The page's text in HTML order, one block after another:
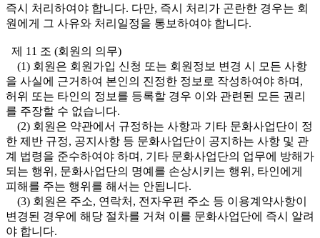
즉시 처리하여야 합니다. 다만, 즉시 처리가 곤란한 경우는 회
원에게 그 사유와 처리일정을 통보하여야 합니다.
제 11 조 (회원의 의무)
(1) 회원은 회원가입 신청 또는 회원정보 변경 시 모든 사항
을 사실에 근거하여 본인의 진정한 정보로 작성하여야 하며,
허위 또는 타인의 정보를 등록할 경우 이와 관련된 모든 권리
를 주장할 수 없습니다.
(2) 회원은 약관에서 규정하는 사항과 기타 문화사업단이 정
한 제반 규정, 공지사항 등 문화사업단이 공지하는 사항 및 관
계 법령을 준수하여야 하며, 기타 문화사업단의 업무에 방해가
되는 행위, 문화사업단의 명예를 손상시키는 행위, 타인에게
피해를 주는 행위를 해서는 안됩니다.
(3) 회원은 주소, 연락처, 전자우편 주소 등 이용계약사항이
변경된 경우에 해당 절차를 거쳐 이를 문화사업단에 즉시 알려
야 합니다.